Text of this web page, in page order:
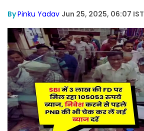
ByPinku Yadav Jun 25, 2025, 06:07 IST